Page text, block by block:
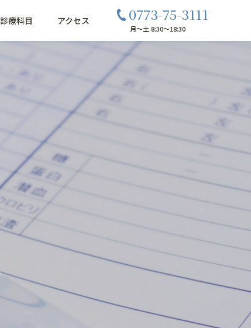
診療科目 アクセス 0773-75-3111
月〜土 8:30〜18:30